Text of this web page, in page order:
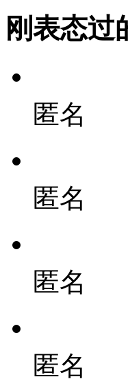
刚表态过
匿名
匿名
匿名
匿名